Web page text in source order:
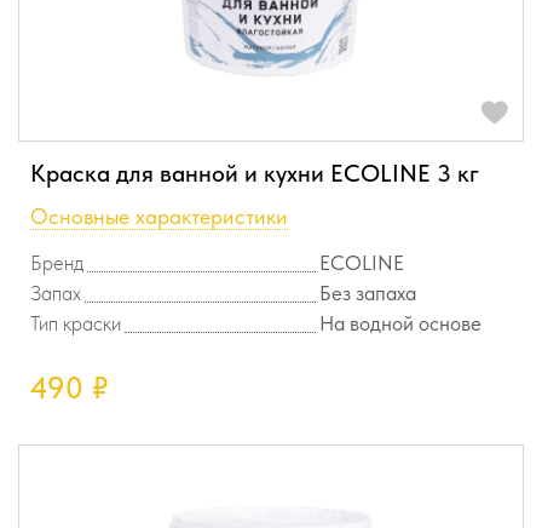
Краска для ванной и кухни ECOLINE 3 кг
Основные характеристики
Бренд
ECOLINE
Запах
Без запаха
Тип краски
На водной основе
490 ₽